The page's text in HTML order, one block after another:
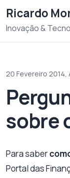
Ricardo
Inovação &
20 Fevereiro 2014,
sobre
Para saber
Portal das